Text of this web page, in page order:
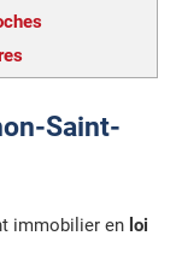
Saint-
immobilier en loi